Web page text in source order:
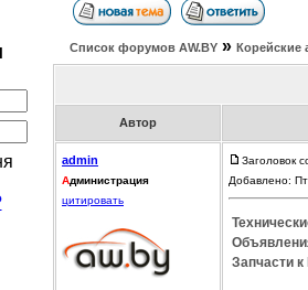
Список форумов АW.BY » Корейские
Автор
admin
Администрация
цитировать
Заголовок
Добавлено:
Запчасти